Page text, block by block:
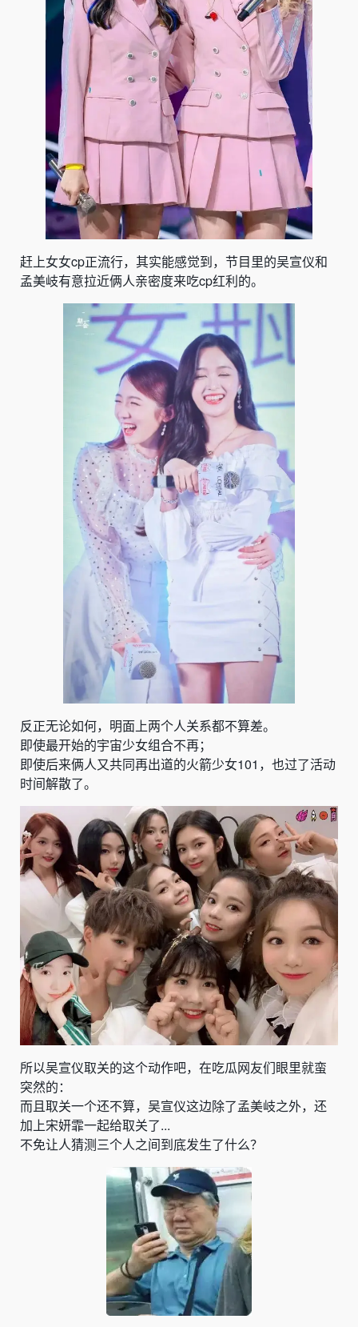
赶上女女cp正流行，其实能感觉到，节目里的吴宣仪和
孟美岐有意拉近俩人亲密度来吃cp红利的。
反正无论如何，明面上两个人关系都不算差。
即使最开始的宇宙少女组合不再；
即使后来俩人又共同再出道的火箭少女101，也过了活动
时间解散了。
所以吴宣仪取关的这个动作吧，在吃瓜网友们眼里就蛮
突然的：
而且取关一个还不算，吴宣仪这边除了孟美岐之外，还
加上宋妍霏一起给取关了...
不免让人猜测三个人之间到底发生了什么？